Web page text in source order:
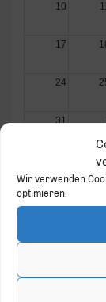
Wir verwenden
optimieren.
10
17
24
31
GOLD